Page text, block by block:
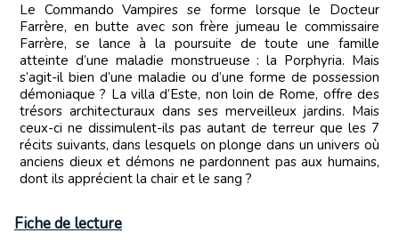
Le Commando Vampires se forme lorsque le Docteur
Farrère, en butte avec son frère jumeau le commissaire
Farrère, se lance à la poursuite de toute une famille
atteinte d’une maladie monstrueuse : la Porphyria. Mais
s’agit-il bien d’une maladie ou d’une forme de possession
démoniaque ? La villa d’Este, non loin de Rome, offre des
trésors architecturaux dans ses merveilleux jardins. Mais
ceux-ci ne dissimulent-ils pas autant de terreur que les 7
récits suivants, dans lesquels on plonge dans un univers où
anciens dieux et démons ne pardonnent pas aux humains,
dont ils apprécient la chair et le sang ?
Fiche de lecture